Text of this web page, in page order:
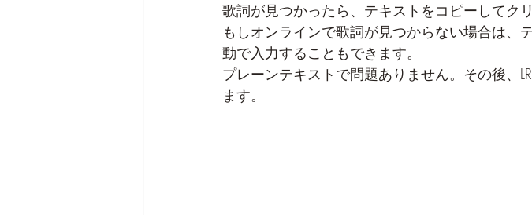
歌詞が見つかったら、テキストをコピーしてク
もしオンラインで歌詞が見つからない場合は、
動で入力することもできます。
プレーンテキストで問題ありません。その後、
ます。